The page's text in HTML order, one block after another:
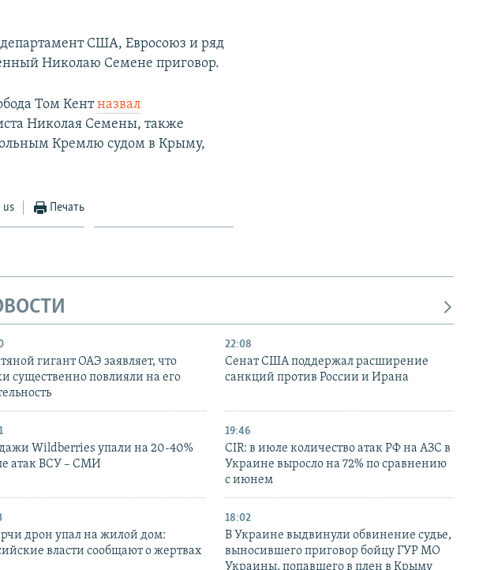
США, Евросоюз и ряд
Николаю Семене приговор.
Том Кентназвал
Николая Семены, также
Кремлю судом в Крыму,
us Печать
гигант ОАЭ заявляет, что
существенно повлияли на его
22:08
Сенат США поддержал расширение
санкций против России и Ирана
Wildberries упали на 20-40%
атак ВСУ – СМИ
19:46
CIR: в июле количество атак РФ на АЗС в
Украине выросло на 72% по сравнению
с июнем
дрон упал на жилой дом:
власти сообщают о жертвах
18:02
В Украине выдвинули обвинение судье,
выносившего приговор бойцу ГУР МО
Украины, попавшего в плен в Крыму